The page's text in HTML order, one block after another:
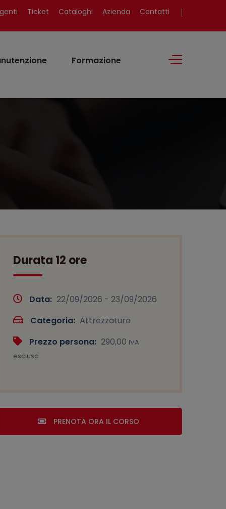
Ticket Cataloghi Azienda Contatti
Formazione
Durata 12 ore
Data: 22/09/2026 - 23/09/2026
Categoria: Attrezzature
Prezzo persona: 290,00 IVA
esclusa
PRENOTA ORA IL CORSO